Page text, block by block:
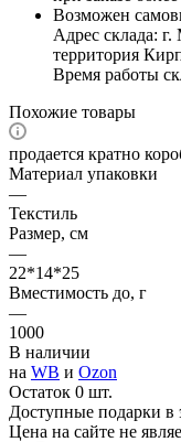
Возможен
Адрес склада:
территория
Время работы
Похожие товары
продается кратно
Материал упаковки
—
Текстиль
Размер, см
—
22*14*25
Вместимость до, г
—
1000
В наличии
на WB и Ozon
Остаток 0 шт.
Доступные подарки в
Цена на сайте не